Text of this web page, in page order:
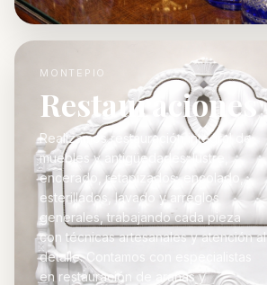
MONTEPIO
Restauraciones
Realizamos restauración integral de
muebles y antigüedades: lustre,
encerado, retapizados, encolado,
esterillados, lavado y arreglos
generales, trabajando cada pieza
con técnicas artesanales y atención al
detalle. Contamos con especialistas
en restauración de arañas y